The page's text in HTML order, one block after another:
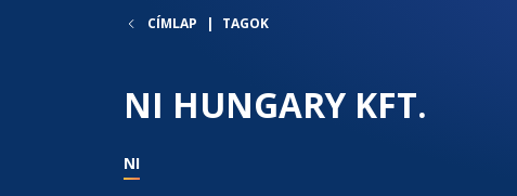
CÍMLAP TAGOK
NI HUNGARY KFT.
NI